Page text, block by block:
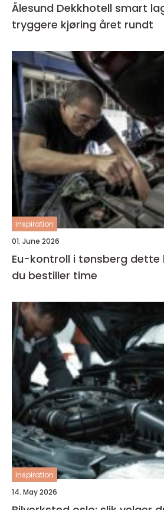
Ålesund Dekkhotell smart lagring og
tryggere kjøring året rundt
inspiration
01. June 2026
Eu-kontroll i tønsberg dette bør du vite før
du bestiller time
inspiration
14. May 2026